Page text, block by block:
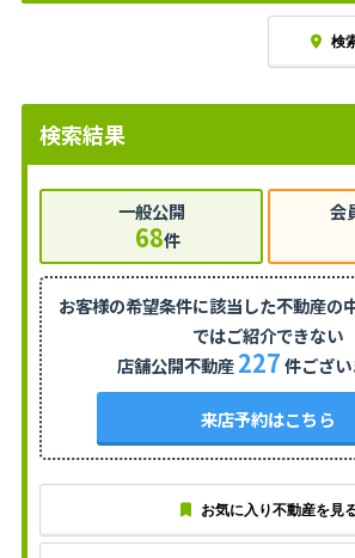
検
検索結果
一般公開
68件
会
お客様の希望条件に該当した不動産の中
ではご紹介できない
店舗公開不動産227件ござい
来店予約はこちら
お気に入り不動産を見